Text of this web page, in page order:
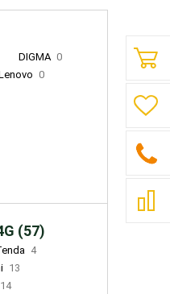
DIGMA 0
0
(57)
4
13
14